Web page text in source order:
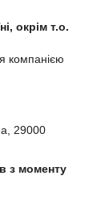
окрім т.о.
компанією
29000
з моменту